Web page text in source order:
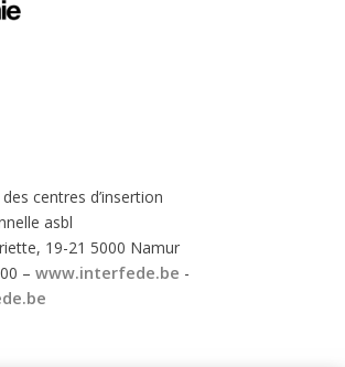
centres d’insertion
asbl
19-21 5000 Namur
–www.interfede.be -